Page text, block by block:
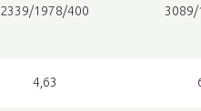
2339/1978/400
4,63